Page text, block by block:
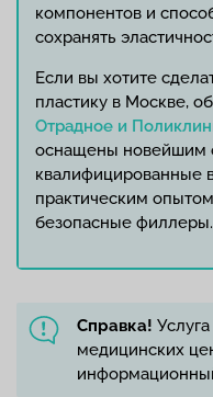
компонентов и
сохранять
Если вы хотите
пластику в Москве,
Отрадное и
оснащены новейшим
квалифицированные
практическим
безопасные филлеры.
Справка!
медицинских